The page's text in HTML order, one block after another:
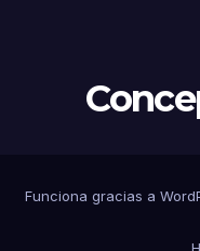
Funciona gracias a